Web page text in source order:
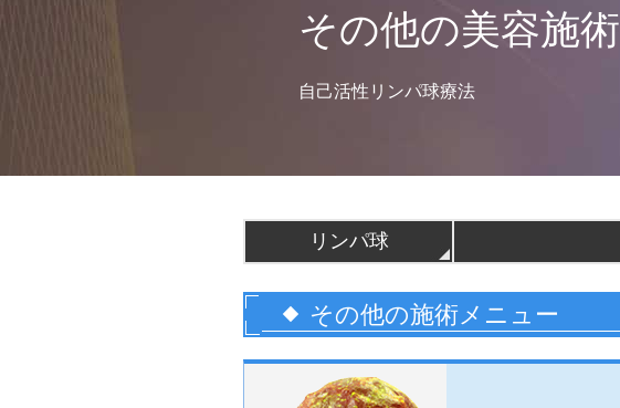
その他の美容施術
自己活性リンパ球療法
リンパ球
その他の施術メニュー